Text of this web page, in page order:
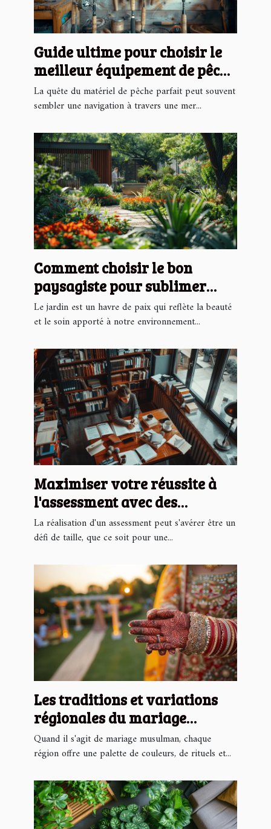
Guide ultime pour choisir le
meilleur équipement de pêche
en ligne
La quête du matériel de pêche parfait peut souvent
sembler une navigation à travers une mer...
Comment choisir le bon
paysagiste pour sublimer
votre jardin
Le jardin est un havre de paix qui reflète la beauté
et le soin apporté à notre environnement...
Maximiser votre réussite à
l'assessment avec des
stratégies éprouvées
La réalisation d'un assessment peut s'avérer être un
défi de taille, que ce soit pour une...
Les traditions et variations
régionales du mariage
musulman
Quand il s'agit de mariage musulman, chaque
région offre une palette de couleurs, de rituels et...